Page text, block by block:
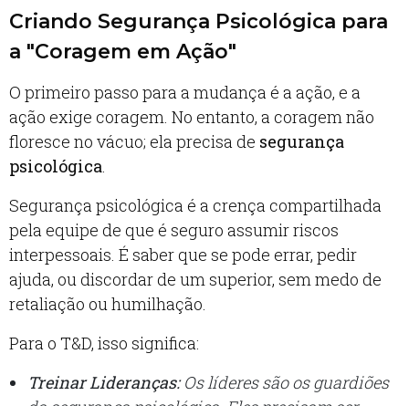
Criando Segurança Psicológica para
a "Coragem em Ação"
O primeiro passo para a mudança é a ação, e a
ação exige coragem. No entanto, a coragem não
floresce no vácuo; ela precisa de segurança
psicológica.
Segurança psicológica é a crença compartilhada
pela equipe de que é seguro assumir riscos
interpessoais. É saber que se pode errar, pedir
ajuda, ou discordar de um superior, sem medo de
retaliação ou humilhação.
Para o T&D, isso significa:
Treinar Lideranças:Os líderes são os guardiões